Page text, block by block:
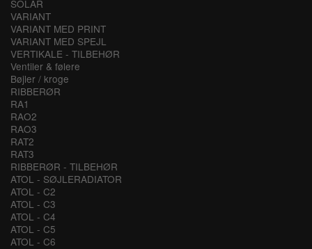
SOLAR
VARIANT
VARIANT MED PRINT
VARIANT MED SPEJL
VERTIKALE - TILBEHØR
Ventiler & følere
Bøjler / kroge
RIBBERØR
RA1
RAO2
RAO3
RAT2
RAT3
RIBBERØR - TILBEHØR
ATOL - SØJLERADIATOR
ATOL - C2
ATOL - C3
ATOL - C4
ATOL - C5
ATOL - C6